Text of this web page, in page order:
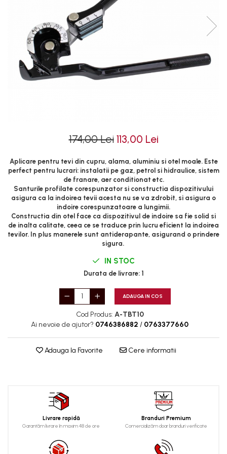
Dispozitive de sablat &
accesorii
Dispozitive spalat piese
Dulapuri Bancuri Carucioare
Bancuri de lucru
Dulapuri pentru scule
Echipamente De Sudura
Aparate taiere cu plasma
Autogen
Invertoare Sudura
Magneti fixare sudura
Mig-Mag
Pompe si Cilindri Hidraulici
Prese pentru arcuri
Redresoare,Roboti
Pornire,Cabluri Curent
Accesorii schimb ulei
Scule Ajutatoare
Scule De Mana si Unelte
Tubulare de impact 3/4
Tubulare 1/2
Tubulare 1/2 bihexagonale
Tubulare 1/2 hexagonale
Tubulare 1/4
174,00 Lei 113,00 Lei
Aplicare pentru tevi din cupru, alama, aluminiu si otel moale. Este
perfect pentru lucrari: instalatii pe gaz, petrol si hidraulice, sistem
de franare, aer conditionat etc.
Santurile profilate corespunzator si constructia dispozitivului
asigura ca la indoirea tevii acesta nu se va zdrobit, si asigura o
indoire corespunzatoare a lungimii.
Constructia din otel face ca dispozitivul de indoire sa fie solid si
de inalta calitate, ceea ce se traduce prin lucru eficient la indoirea
tevilor. In plus manerele sunt antiderapante, asigurand o prindere
sigura.
IN STOC
Durata de livrare:1
ADAUGA IN COS
Cod Produs: A-TBT10
Ai nevoie de ajutor? 0746386882 / 0763377660
Adauga la Favorite Cere informatii
Livrare rapidă
Garantăm livrare în maxim 48 de ore
Branduri Premium
Comercializăm doar branduri verificate